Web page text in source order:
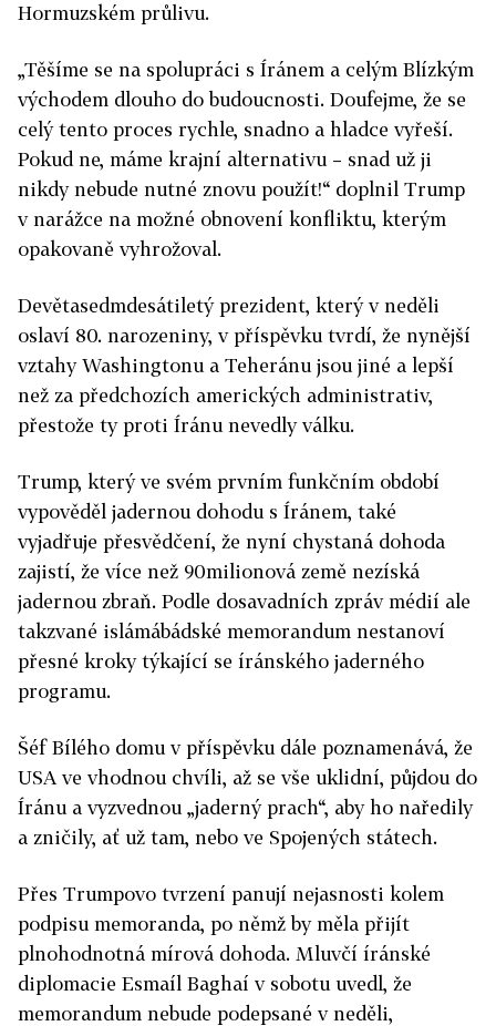
Hormuzském průlivu.
„Těšíme se na spolupráci s Íránem a celým Blízkým
východem dlouho do budoucnosti. Doufejme, že se
celý tento proces rychle, snadno a hladce vyřeší.
Pokud ne, máme krajní alternativu – snad už ji
nikdy nebude nutné znovu použít!“ doplnil Trump
v narážce na možné obnovení konfliktu, kterým
opakovaně vyhrožoval.
Devětasedmdesátiletý prezident, který v neděli
oslaví 80. narozeniny, v příspěvku tvrdí, že nynější
vztahy Washingtonu a Teheránu jsou jiné a lepší
než za předchozích amerických administrativ,
přestože ty proti Íránu nevedly válku.
Trump, který ve svém prvním funkčním období
vypověděl jadernou dohodu s Íránem, také
vyjadřuje přesvědčení, že nyní chystaná dohoda
zajistí, že více než 90milionová země nezíská
jadernou zbraň. Podle dosavadních zpráv médií ale
takzvané islámábádské memorandum nestanoví
přesné kroky týkající se íránského jaderného
programu.
Šéf Bílého domu v příspěvku dále poznamenává, že
USA ve vhodnou chvíli, až se vše uklidní, půjdou do
Íránu a vyzvednou „jaderný prach“, aby ho naředily
a zničily, ať už tam, nebo ve Spojených státech.
Přes Trumpovo tvrzení panují nejasnosti kolem
podpisu memoranda, po němž by měla přijít
plnohodnotná mírová dohoda. Mluvčí íránské
diplomacie Esmaíl Baghaí v sobotu uvedl, že
memorandum nebude podepsané v neděli,